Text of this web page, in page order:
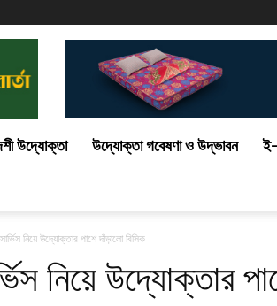
উদ্যোক্তা উদ্যোক্তা গবেষণা ও উদ্ভাবন ই-
নিয়ে উদ্যোক্তার পাশে দাঁড়ালো বিসিক
নিয়ে উদ্যোক্তার